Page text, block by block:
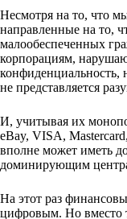
Несмотря на то, что
направленные на то,
малообеспеченных
корпорациям,
не представляется
И, учитывая их
eBay, VISA,
вполне может иметь
доминирующим
На этот раз
цифровым. Но вместо